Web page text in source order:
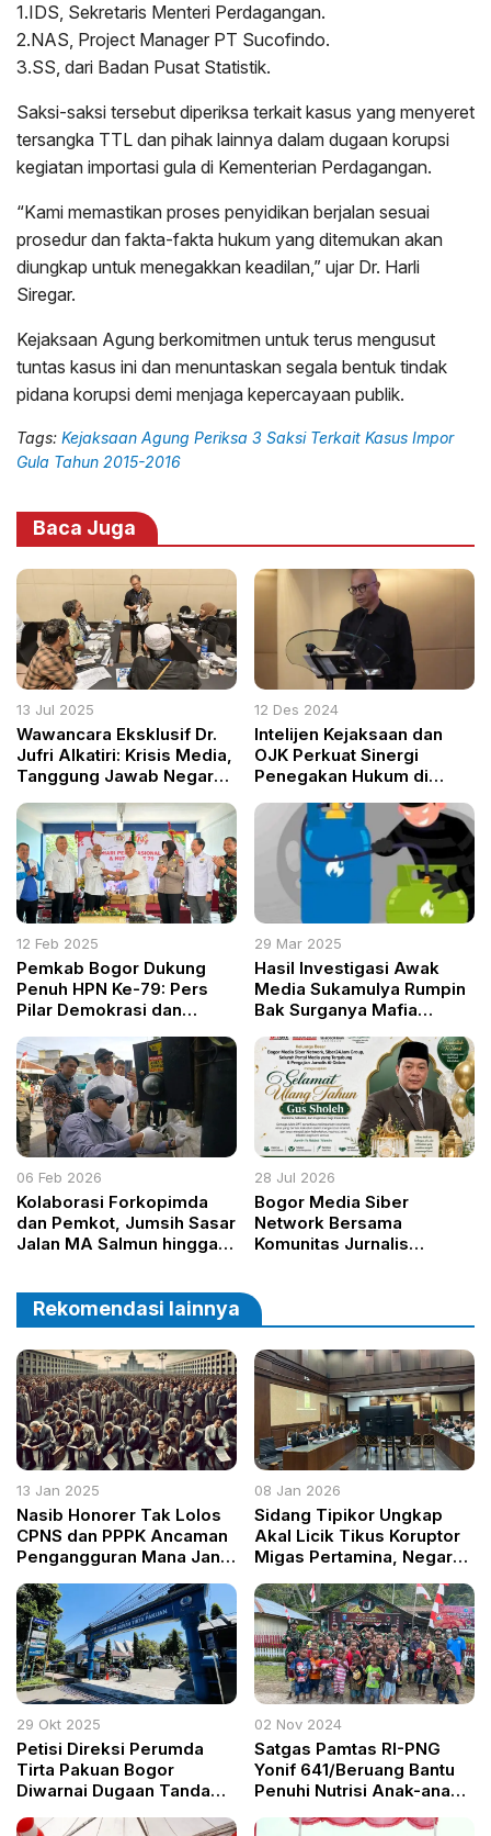
1.IDS, Sekretaris Menteri Perdagangan.
2.NAS, Project Manager PT Sucofindo.
3.SS, dari Badan Pusat Statistik.
Saksi-saksi tersebut diperiksa terkait kasus yang menyeret
tersangka TTL dan pihak lainnya dalam dugaan korupsi
kegiatan importasi gula di Kementerian Perdagangan.
“Kami memastikan proses penyidikan berjalan sesuai
prosedur dan fakta-fakta hukum yang ditemukan akan
diungkap untuk menegakkan keadilan,” ujar Dr. Harli
Siregar.
Kejaksaan Agung berkomitmen untuk terus mengusut
tuntas kasus ini dan menuntaskan segala bentuk tindak
pidana korupsi demi menjaga kepercayaan publik.
Tags: Kejaksaan Agung Periksa 3 Saksi Terkait Kasus Impor
Gula Tahun 2015-2016
Baca Juga
13 Jul 2025
Wawancara Eksklusif Dr.
Jufri Alkatiri: Krisis Media,
Tanggung Jawab Negara,
Jurnalis Generasi Z
12 Des 2024
Intelijen Kejaksaan dan
OJK Perkuat Sinergi
Penegakan Hukum di
12 Feb 2025
Pemkab Bogor Dukung
Penuh HPN Ke-79: Pers
Pilar Demokrasi dan
29 Mar 2025
Hasil Investigasi Awak
Media Sukamulya Rumpin
Bak Surganya Mafia
Ilegal
06 Feb 2026
Kolaborasi Forkopimda
dan Pemkot, Jumsih Sasar
Jalan MA Salmun hingga
28 Jul 2026
Bogor Media Siber
Network Bersama
Komunitas Jurnalis
kepada Gus Sholeh
Rekomendasi lainnya
13 Jan 2025
Nasib Honorer Tak Lolos
CPNS dan PPPK Ancaman
Pengangguran Mana Janji
08 Jan 2026
Sidang Tipikor Ungkap
Akal Licik Tikus Koruptor
Migas Pertamina, Negara
29 Okt 2025
Petisi Direksi Perumda
Tirta Pakuan Bogor
Diwarnai Dugaan Tanda
02 Nov 2024
Satgas Pamtas RI-PNG
Yonif 641/Beruang Bantu
Penuhi Nutrisi Anak-anak